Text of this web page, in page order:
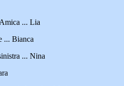
... Lia
... Bianca
... Nina